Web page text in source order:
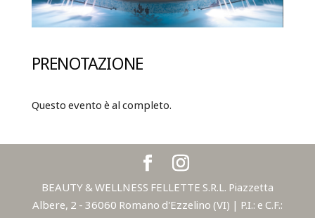
PRENOTAZIONE
Questo evento è al completo.
BEAUTY & WELLNESS FELLETTE S.R.L. Piazzetta
Albere, 2 - 36060 Romano d'Ezzelino (VI) | P.I.: e C.F.: